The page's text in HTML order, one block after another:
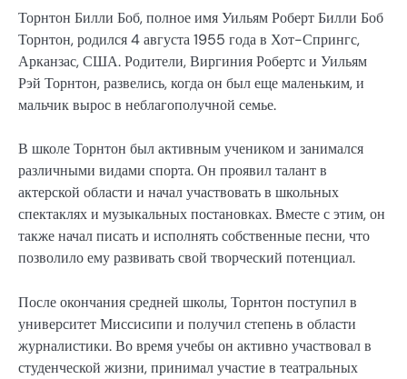
Торнтон Билли Боб, полное имя Уильям Роберт Билли Боб
Торнтон, родился 4 августа 1955 года в Хот-Спрингс,
Арканзас, США. Родители, Виргиния Робертс и Уильям
Рэй Торнтон, развелись, когда он был еще маленьким, и
мальчик вырос в неблагополучной семье.
В школе Торнтон был активным учеником и занимался
различными видами спорта. Он проявил талант в
актерской области и начал участвовать в школьных
спектаклях и музыкальных постановках. Вместе с этим, он
также начал писать и исполнять собственные песни, что
позволило ему развивать свой творческий потенциал.
После окончания средней школы, Торнтон поступил в
университет Миссисипи и получил степень в области
журналистики. Во время учебы он активно участвовал в
студенческой жизни, принимал участие в театральных